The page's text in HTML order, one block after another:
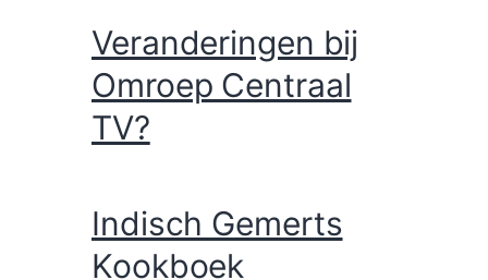
Veranderingen bij
Omroep Centraal
TV?
Indisch Gemerts
Kookboek